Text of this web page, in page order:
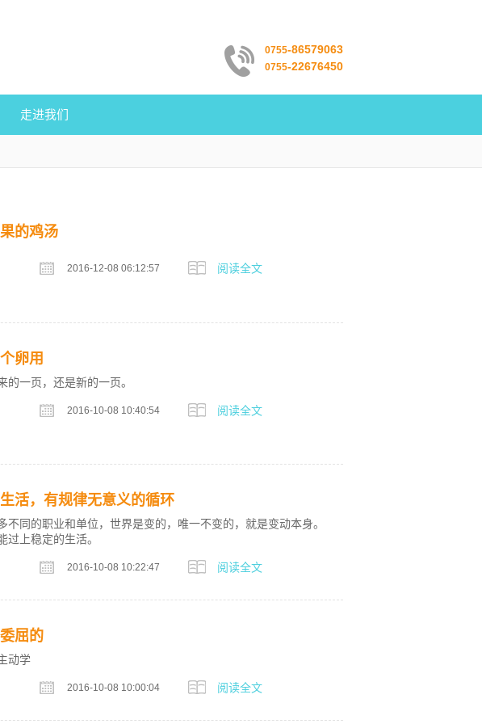
0755-86579063
0755-22676450
走进我们
的鸡汤
2016-12-08 06:12:57 阅读全文
卵用
的一页，还是新的一页。
2016-10-08 10:40:54 阅读全文
活，有规律无意义的循环
不同的职业和单位，世界是变的，唯一不变的，就是变动本身。
过上稳定的生活。
2016-10-08 10:22:47 阅读全文
屈的
动学
2016-10-08 10:00:04 阅读全文